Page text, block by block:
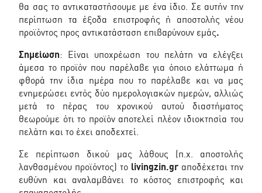
θα σας το αντικαταστήσουμε με ένα ίδιο. Σε αυτήν την
περίπτωση τα έξοδα επιστροφής ή αποστολής νέου
προϊόντος προς αντικατάσταση επιβαρύνουν εμάς.
Σημείωση: Είναι υποχρέωση του πελάτη να ελέγξει
άμεσα το προϊόν που παρέλαβε για όποιο ελάττωμα ή
φθορά την ίδια ημέρα που το παρέλαβε και να μας
ενημερώσει εντός δύο ημερολογιακών ημερών, αλλιώς
μετά το πέρας του χρονικού αυτού διαστήματος
θεωρούμε ότι το προϊόν αποτελεί πλέον ιδιοκτησία του
πελάτη και το έχει αποδεχτεί.
Σε περίπτωση δικού μας λάθους (π.χ. αποστολής
λανθασμένου προϊόντος) το livingzin.gr αποδέχεται την
ευθύνη και αναλαμβάνει το κόστος επιστροφής και